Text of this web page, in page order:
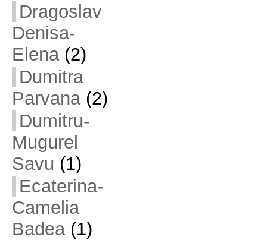
Dragoslav
Denisa-
Elena(2)
Dumitra
Parvana(2)
Dumitru-
Mugurel
Savu (1)
Ecaterina-
Camelia
Badea(1)